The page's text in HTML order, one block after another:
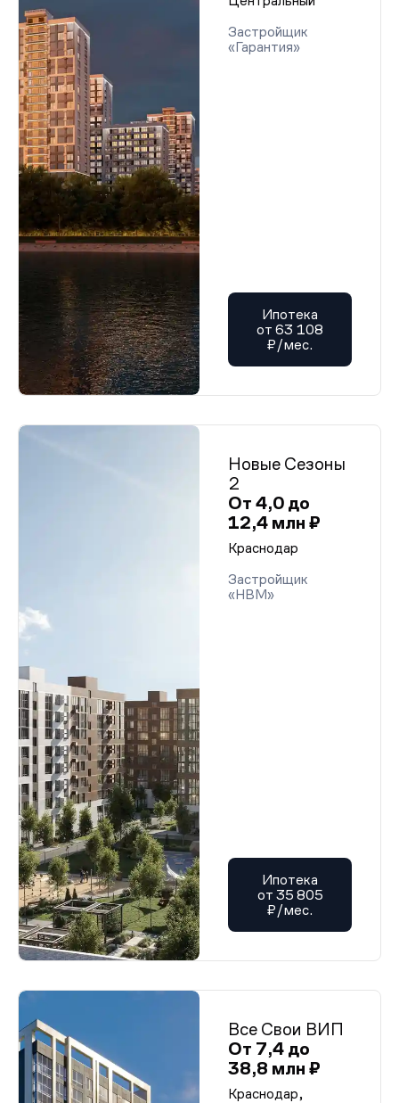
Застройщик
«Гарантия»
Ипотека
от 63 108
₽/мес.
Новые Сезоны
2
От 4,0 до
12,4 млн ₽
Краснодар
Застройщик
«НВМ»
Ипотека
от 35 805
₽/мес.
Все Свои ВИП
От 7,4 до
38,8 млн ₽
Краснодар,